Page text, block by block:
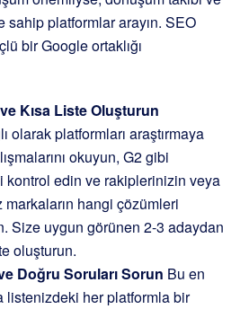
platformlar arayın. SEO
bir Google ortaklığı
Kısa Liste Oluşturun
olarak platformları araştırmaya
okuyun, G2 gibi
kontrol edin ve rakiplerinizin veya
hangi çözümleri
Size uygun görünen 2-3 adaydan
oluşturun.
Doğru Soruları Sorun Bu en
listenizdeki her platformla bir